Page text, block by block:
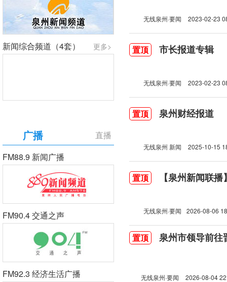
更多>
新闻综合频道（4套）
直播
广播
FM88.9 新闻广播
FM90.4 交通之声
FM92.3 经济生活广播
无线泉州·要闻 2023-02-23
置顶 市长报道专辑
无线泉州·要闻 2023-02-23
置顶 泉州财经报道
无线泉州 新闻 2025-10-15
置顶 【泉州新闻联
无线泉州·要闻 2026-08-06
置顶 泉州市领导前往
无线泉州·要闻 2026-08-04